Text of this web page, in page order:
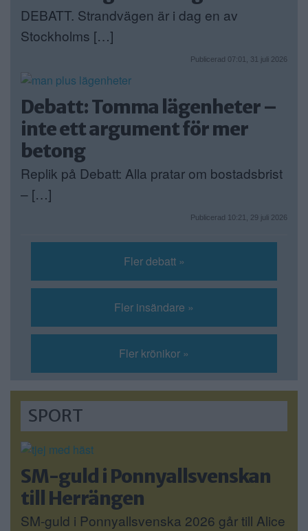
DEBATT. Strandvägen är i dag en av
Stockholms […]
Publicerad 07:01, 31 juli 2026
Debatt: Tomma lägenheter –
inte ett argument för mer
betong
Replik på Debatt: Alla pratar om bostadsbrist
– […]
Publicerad 10:21, 29 juli 2026
Fler debatt »
Fler insändare »
Fler krönikor »
SPORT
SM-guld i Ponnyallsvenskan
till Herrängen
SM-guld i Ponnyallsvenska 2026 går till Alice